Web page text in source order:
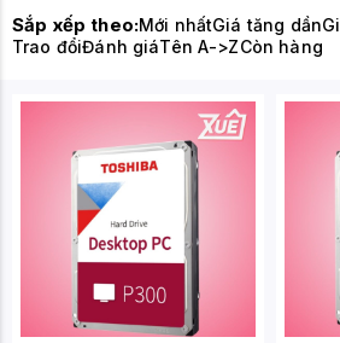
Sắp xếp theo:Mới nhấtGiá tăng dần
Trao đổiĐánh giáTên A->ZCòn hàng